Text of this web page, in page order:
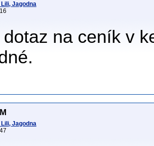
Jagodna
dotaz na ceník v
Jagodna